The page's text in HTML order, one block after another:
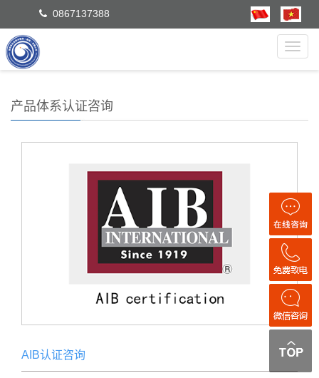
0867137388
产品体系认证咨询
AIB认证咨询